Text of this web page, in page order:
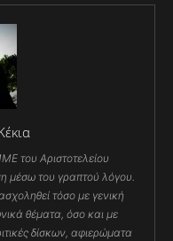
του Αριστοτελείου
μέσω του γραπτού λόγου.
τόσο με γενική
θέματα, όσο και με
δίσκων, αφιερώματα